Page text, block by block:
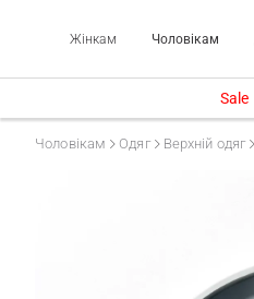
Жінкам Чоловікам
Sale
Чоловікам Одяг Верхній одяг